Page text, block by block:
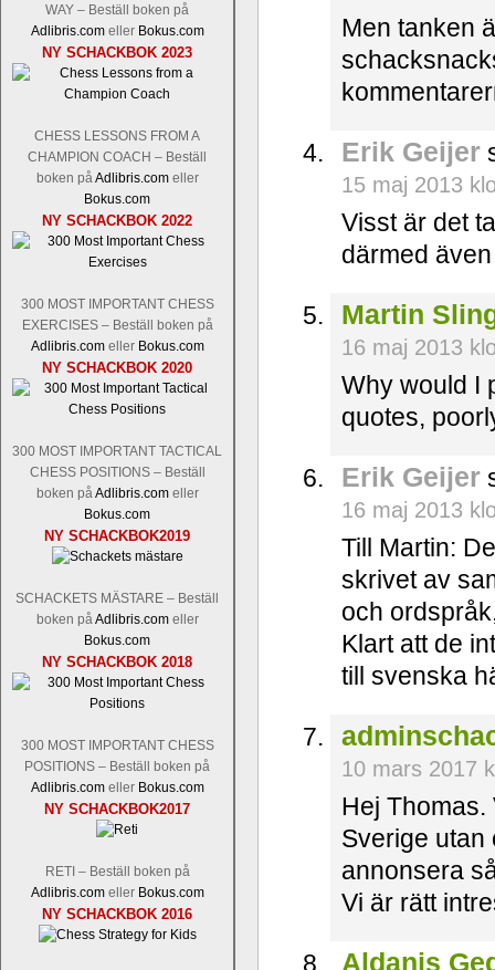
WAY – Beställ boken på
Adlibris.comeller Bokus.com
NY SCHACKBOK 2023
CHESS LESSONS FROM A
CHAMPION COACH – Beställ
boken påAdlibris.comeller
Bokus.com
NY SCHACKBOK 2022
300 MOST IMPORTANT CHESS
EXERCISES – Beställ boken på
Adlibris.comeller Bokus.com
NY SCHACKBOK 2020
300 MOST IMPORTANT TACTICAL
CHESS POSITIONS – Beställ
boken påAdlibris.comeller
Bokus.com
NY SCHACKBOK2019
SCHACKETS MÄSTARE – Beställ
boken påAdlibris.comeller
Bokus.com
NY SCHACKBOK 2018
300 MOST IMPORTANT CHESS
POSITIONS – Beställ boken på
Adlibris.comeller Bokus.com
NY SCHACKBOK2017
RETI – Beställ boken på
Adlibris.comeller Bokus.com
NY SCHACKBOK 2016
Men tanken
Erik Geijer
15 maj 2013
Visst är det
därmed
Martin
16 maj 2013
Why would I
quotes,
Erik Geijer
16 maj 2013
Till Martin:
skrivet av
och
Klart att de
till svenska
10 mars 2017
Hej Thomas.
Sverige
annonsera
Vi är rätt
Aldanis